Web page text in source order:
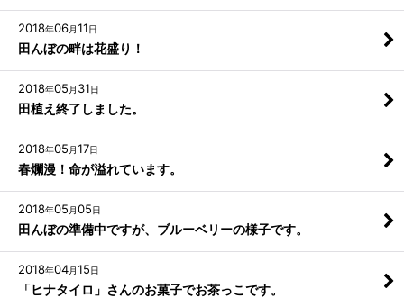
2018年06月11日
田んぼの畔は花盛り！
2018年05 月 31日
田植え終了しました。
2018年05 月17日
春爛漫！命が溢れています。
2018年05 月05日
田んぼの準備中ですが、ブルーベリーの様子です。
2018年04月15日
「ヒナタイロ」さんのお菓子でお茶っこです。